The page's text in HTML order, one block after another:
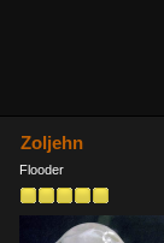
Zoljehn
Flooder